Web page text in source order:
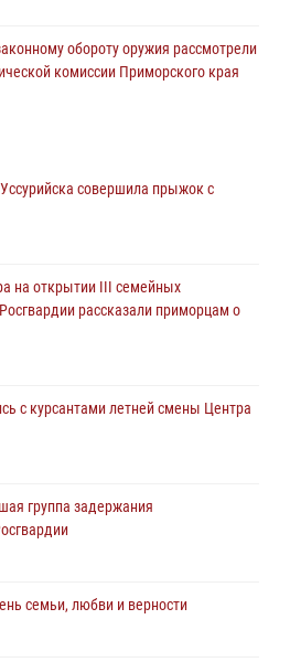
обороту оружия рассмотрели
комиссии Приморского края
дома сотрудники
Владимирском храме – Главном
участие в молебне,
на открытии III семейных
совершила прыжок с
на открытии III семейных
рассказали приморцам о
с курсантами летней смены Центра
группа задержания
семьи, любви и верности